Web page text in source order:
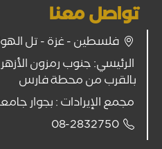
تواصل معنا
فلسطين - غزة - تل
الرئيسي: جنوب رمزون الأزهر
بالقرب من محطة فارس
مجمع الإيرادات : بجوار
08-2832750